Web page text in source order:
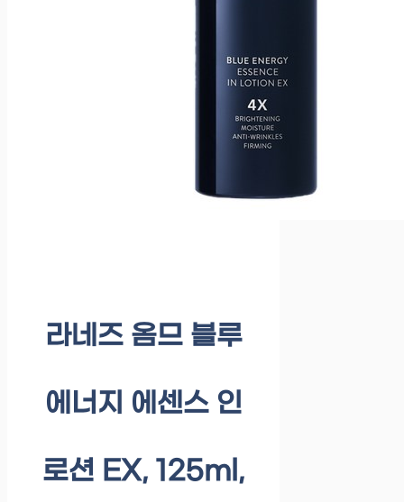
라네즈 옴므 블루
에너지 에센스 인
로션 EX, 125ml,